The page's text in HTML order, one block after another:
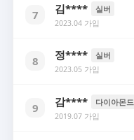
7 김**** 실버
2023.04 가입
8 정**** 실버
2023.05 가입
9 감**** 다이아몬드
2019.07 가입